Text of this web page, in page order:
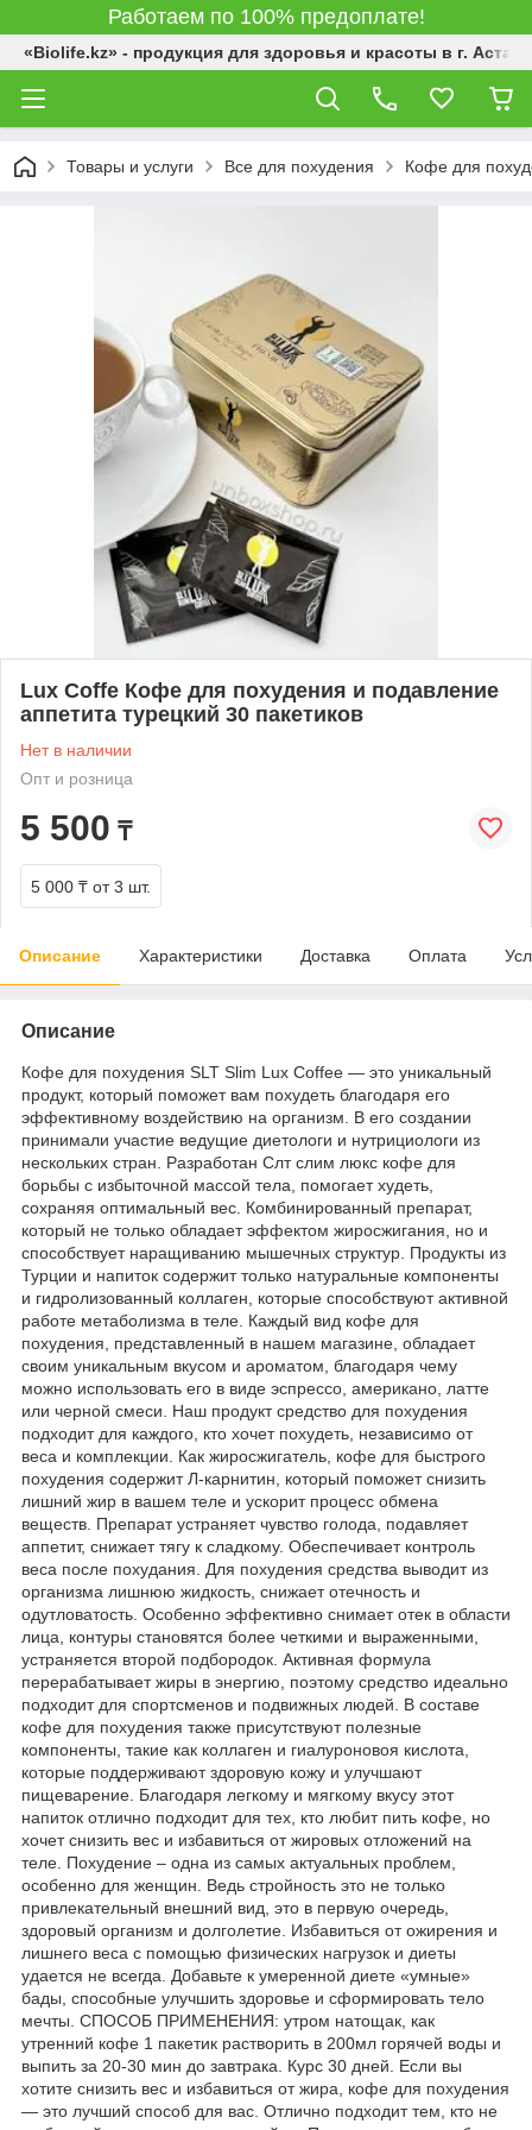
Работаем по 100% предоплате!
«Biolife.kz» - продукция для здоровья и красоты в г. Астана
Товары и услуги Все для похудения Кофе для
Lux Coffe Кофе для похудения и подавление
аппетита турецкий 30 пакетиков
Нет в наличии
Опт и розница
5 500 ₸
5 000 ₸ от 3 шт.
Описание Характеристики Доставка Оплата
Описание
Кофе для похудения SLT Slim Lux Coffee — это уникальный
продукт, который поможет вам похудеть благодаря его
эффективному воздействию на организм. В его создании
принимали участие ведущие диетологи и нутрициологи из
нескольких стран. Разработан Слт слим люкс кофе для
борьбы с избыточной массой тела, помогает худеть,
сохраняя оптимальный вес. Комбинированный препарат,
который не только обладает эффектом жиросжигания, но и
способствует наращиванию мышечных структур. Продукты из
Турции и напиток содержит только натуральные компоненты
и гидролизованный коллаген, которые способствуют активной
работе метаболизма в теле. Каждый вид кофе для
похудения, представленный в нашем магазине, обладает
своим уникальным вкусом и ароматом, благодаря чему
можно использовать его в виде эспрессо, американо, латте
или черной смеси. Наш продукт средство для похудения
подходит для каждого, кто хочет похудеть, независимо от
веса и комплекции. Как жиросжигатель, кофе для быстрого
похудения содержит Л-карнитин, который поможет снизить
лишний жир в вашем теле и ускорит процесс обмена
веществ. Препарат устраняет чувство голода, подавляет
аппетит, снижает тягу к сладкому. Обеспечивает контроль
веса после похудания. Для похудения средства выводит из
организма лишнюю жидкость, снижает отечность и
одутловатость. Особенно эффективно снимает отек в области
лица, контуры становятся более четкими и выраженными,
устраняется второй подбородок. Активная формула
перерабатывает жиры в энергию, поэтому средство идеально
подходит для спортсменов и подвижных людей. В составе
кофе для похудения также присутствуют полезные
компоненты, такие как коллаген и гиалуроновоя кислота,
которые поддерживают здоровую кожу и улучшают
пищеварение. Благодаря легкому и мягкому вкусу этот
напиток отлично подходит для тех, кто любит пить кофе, но
хочет снизить вес и избавиться от жировых отложений на
теле. Похудение – одна из самых актуальных проблем,
особенно для женщин. Ведь стройность это не только
привлекательный внешний вид, это в первую очередь,
здоровый организм и долголетие. Избавиться от ожирения и
лишнего веса с помощью физических нагрузок и диеты
удается не всегда. Добавьте к умеренной диете «умные»
бады, способные улучшить здоровье и сформировать тело
мечты. СПОСОБ ПРИМЕНЕНИЯ: утром натощак, как
утренний кофе 1 пакетик растворить в 200мл горячей воды и
выпить за 20-30 мин до завтрака. Курс 30 дней. Если вы
хотите снизить вес и избавиться от жира, кофе для похудения
— это лучший способ для вас. Отлично подходит тем, кто не